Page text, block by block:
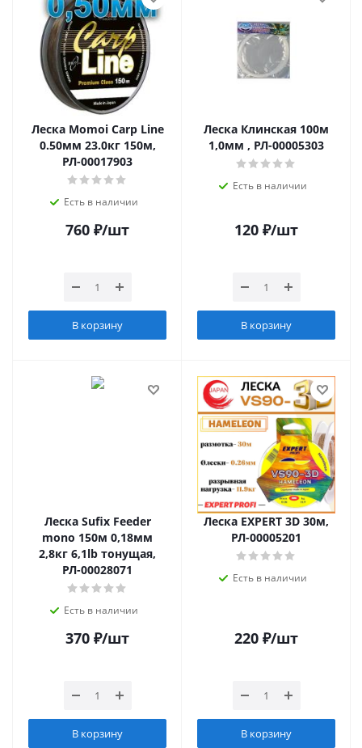
Леска Momoi Carp Line
0.50мм 23.0кг 150м,
РЛ-00017903
Есть в наличии
760 ₽/шт
В корзину
Леска Клинская 100м
1,0мм , РЛ-00005303
Есть в наличии
120 ₽/шт
В корзину
Леска Sufix Feeder
mono 150м 0,18мм
2,8кг 6,1lb тонущая,
РЛ-00028071
Есть в наличии
370 ₽/шт
В корзину
Леска EXPERT 3D 30м,
РЛ-00005201
Есть в наличии
220 ₽/шт
В корзину